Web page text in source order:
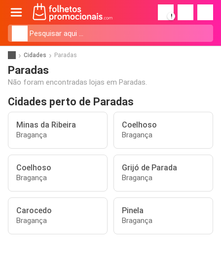
!
Cidades Paradas
Paradas
Não foram encontradas lojas em Paradas.
Cidades perto de Paradas
Minas da Ribeira
Bragança
Coelhoso
Bragança
Coelhoso
Bragança
Grijó de Parada
Bragança
Carocedo
Bragança
Pinela
Bragança